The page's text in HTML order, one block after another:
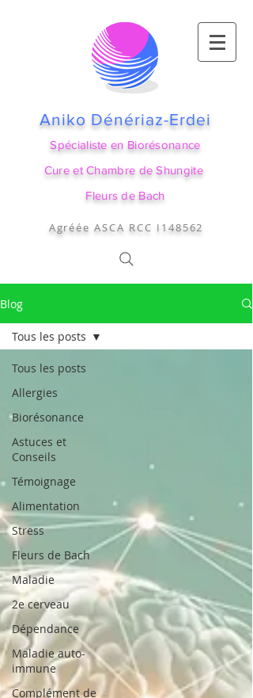
Aniko Dénériaz-Erdei
Spécialiste en Biorésonance
Cure et Chambre de Shungite
Fleurs de Bach
Agréée ASCA RCC I148562
Blog
Tous les posts
Allergies
Biorésonance
Astuces et
Conseils
Témoignage
Alimentation
Stress
Fleurs de Bach
Maladie
2e cerveau
Dépendance
Maladie auto-
immune
Complément de
Tous les posts